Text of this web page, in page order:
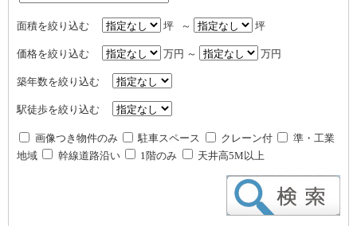
面積を絞り込む 坪 ～ 坪
価格を絞り込む 万円 ～ 万円
築年数を絞り込む
駅徒歩を絞り込む
画像つき物件のみ 駐車スペース クレーン付
準・工業
地域
幹線道路沿い 1階のみ 天井高5M以上